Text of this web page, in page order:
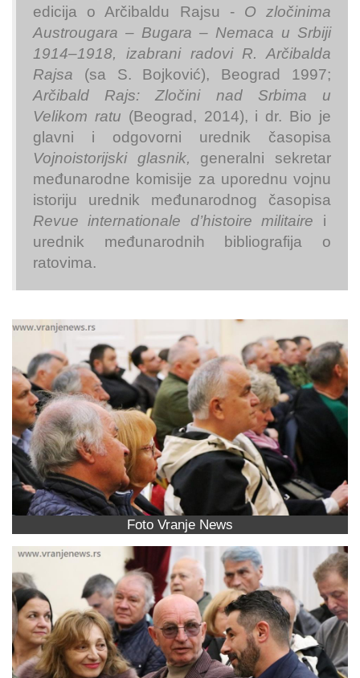
edicija o Arčibaldu Rajsu - O zločinima
Austrougara – Bugara – Nemaca u Srbiji
1914–1918, izabrani radovi R. Arčibalda
Rajsa (sa S. Bojković), Beograd 1997;
Arčibald Rajs: Zločini nad Srbima u
Velikom ratu (Beograd, 2014), i dr. Bio je
glavni i odgovorni urednik časopisa
Vojnoistorijski glasnik, generalni sekretar
međunarodne komisije za uporednu vojnu
istoriju urednik međunarodnog časopisa
Revue internationale d’histoire militaire i
urednik međunarodnih bibliografija o
ratovima.
Foto Vranje News